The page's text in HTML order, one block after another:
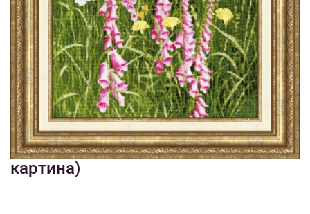
1/2
Изображения и цвет представленного товара могут незначительно
отличаться от оригинала продукции, взависимости от разрешения и
настроек вашего монитора, а также условий освещения при съемке
ЛП-1067 Наперстянка (вышитая
картина)